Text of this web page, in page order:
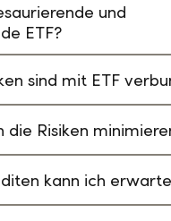
und
ETF?
sind mit ETF
die Risiken
kann ich